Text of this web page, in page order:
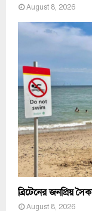
August 8, 2026
ব্রিটেনের জনপ্রিয়
August 8, 2026